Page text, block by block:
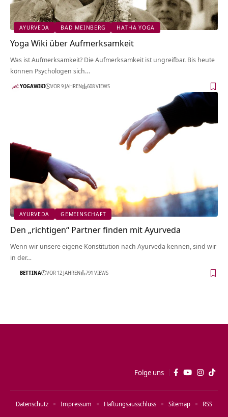
AYURVEDA BAD MEINBERG HATHA YOGA
Yoga Wiki über Aufmerksamkeit
Was ist Aufmerksamkeit? Die Aufmerksamkeit ist ungreifbar. Bis heute
können Psychologen sich…
YOGAWIKI VOR 9 JAHREN 608 VIEWS
AYURVEDA GEMEINSCHAFT
Den „richtigen“ Partner finden mit Ayurveda
Wenn wir unsere eigene Konstitution nach Ayurveda kennen, sind wir
in der…
BETTINA VOR 12 JAHREN 791 VIEWS
Folge uns
Datenschutz Impressum Haftungsausschluss Sitemap RSS